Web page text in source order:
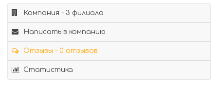
Компания - 3 филиала
Написать в компанию
Отзывы - 0 отзывов
Статистика